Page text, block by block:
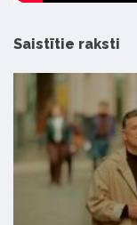
Saistītie raksti